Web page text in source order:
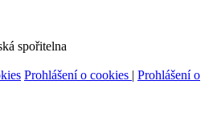
spořitelna
Prohlášení o cookies | Prohlášení o